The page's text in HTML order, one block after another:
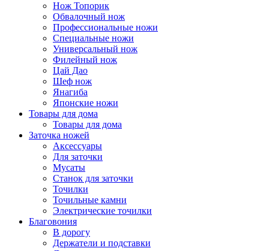
Нож Топорик
Обвалочный нож
Профессиональные ножи
Специальные ножи
Универсальный нож
Филейный нож
Цай Дао
Шеф нож
Янагиба
Японские ножи
Товары для дома
Товары для дома
Заточка ножей
Аксессуары
Для заточки
Мусаты
Станок для заточки
Точилки
Точильные камни
Электрические точилки
Благовония
В дорогу
Держатели и подставки